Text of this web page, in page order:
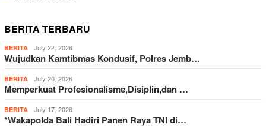
BERITA TERBARU
BERITA July 22, 2026
Wujudkan Kamtibmas Kondusif, Polres Jemb…
BERITA July 20, 2026
Memperkuat Profesionalisme,Disiplin,dan …
BERITA July 17, 2026
*Wakapolda Bali Hadiri Panen Raya TNI di…